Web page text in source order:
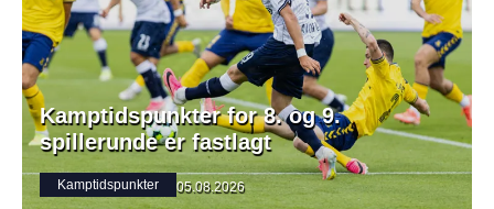
Kamptidspunkter for 8. og 9.
spillerunde er fastlagt
Kamptidspunkter 05.08.2026